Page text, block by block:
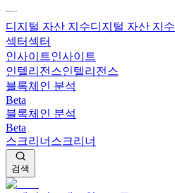
디지털 자산 지수디지털 자산 지수
섹터섹터
인사이트인사이트
인텔리전스인텔리전스
블록체인 분석
Beta
블록체인 분석
Beta
스크리너 스크리너
검색